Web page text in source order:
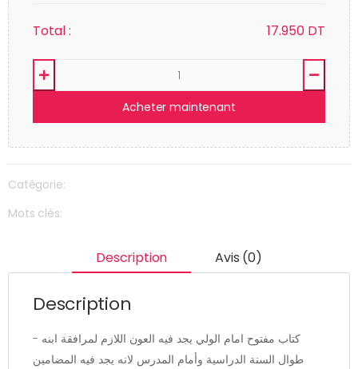
Total : 17.950 DT
Acheter maintenant
Catégorie:
Mots clés:
Description Avis (0)
Description
- كتاب مفتوح امام الولي يجد فيه العون اللازم لمرافقة ابنه
طوال السنة الدراسية وأمام المدرس لانه يجد فيه المضامين